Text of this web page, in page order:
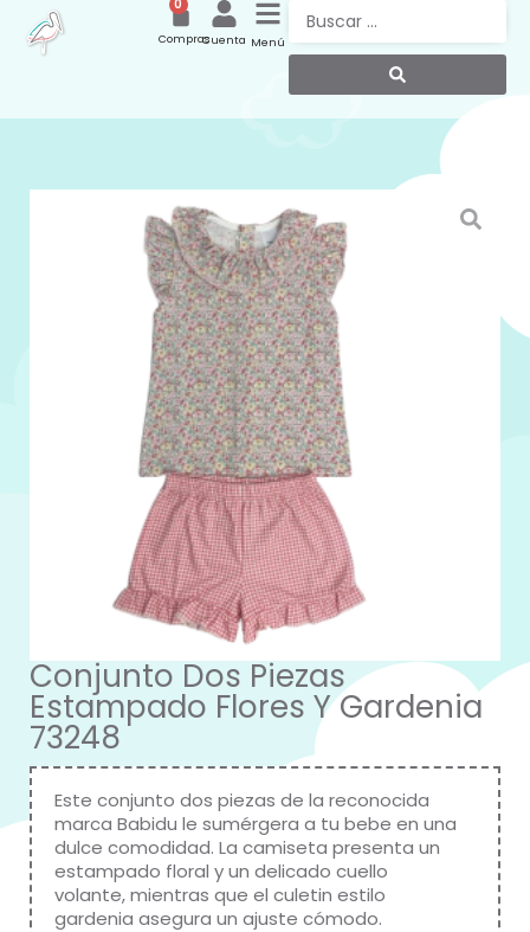
Menú
Cuenta
0
Compras
Conjunto Dos Piezas
Estampado Flores Y Gardenia
73248
Este conjunto dos piezas de la reconocida
marca Babidu le sumérgera a tu bebe en una
dulce comodidad. La camiseta presenta un
estampado floral y un delicado cuello
volante, mientras que el culetin estilo
gardenia asegura un ajuste cómodo.